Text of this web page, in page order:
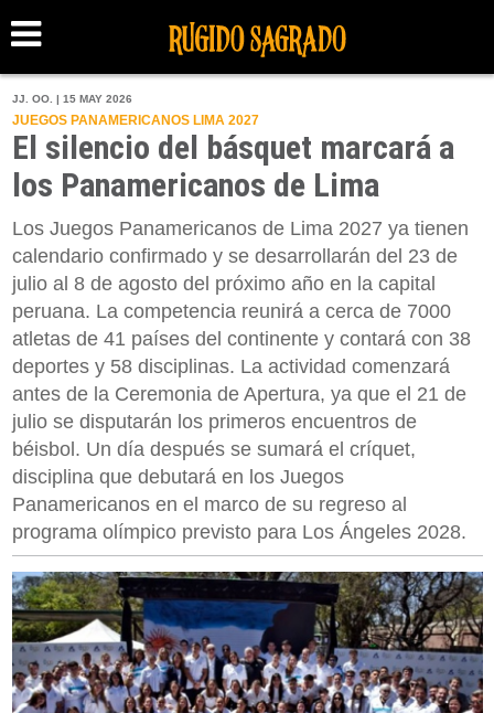
JJ. OO. | 15 MAY 2026
JUEGOS PANAMERICANOS LIMA 2027
El silencio del básquet marcará a
los Panamericanos de Lima
Los Juegos Panamericanos de Lima 2027 ya tienen
calendario confirmado y se desarrollarán del 23 de
julio al 8 de agosto del próximo año en la capital
peruana. La competencia reunirá a cerca de 7000
atletas de 41 países del continente y contará con 38
deportes y 58 disciplinas. La actividad comenzará
antes de la Ceremonia de Apertura, ya que el 21 de
julio se disputarán los primeros encuentros de
béisbol. Un día después se sumará el críquet,
disciplina que debutará en los Juegos
Panamericanos en el marco de su regreso al
programa olímpico previsto para Los Ángeles 2028.